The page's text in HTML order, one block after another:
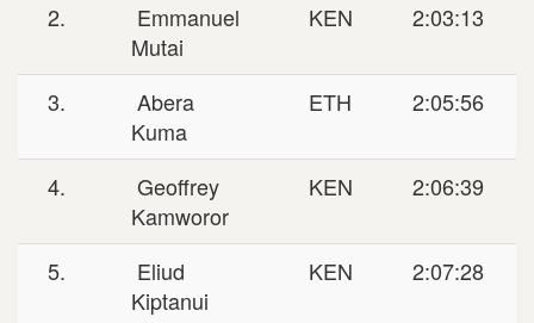
2.
Emmanuel
Mutai
KEN 2:03:13
3.
Abera
Kuma
ETH 2:05:56
4.
Geoffrey
Kamworor
KEN 2:06:39
5.
Eliud
Kiptanui
KEN 2:07:28